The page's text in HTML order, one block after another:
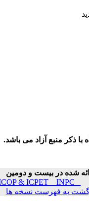
ذکر منبع آزاد می باشد.
شده در بیست و دومین
ICOP & ICPET _ INPC _
به فهرست نسخه ها